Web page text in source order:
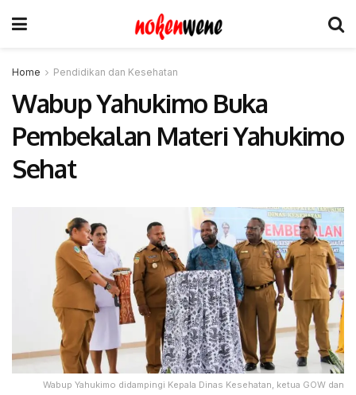
Home Pendidikan dan Kesehatan
Wabup Yahukimo Buka
Pembekalan Materi Yahukimo
Sehat
Wabup Yahukimo didampingi Kepala Dinas Kesehatan, ketua GOW dan